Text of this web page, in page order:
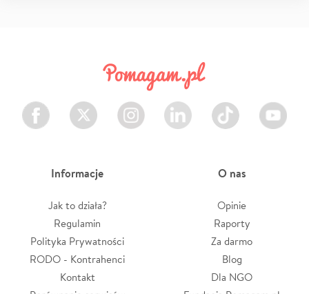
Facebook Twitter Instagram LinkedIn TikTok Youtube
Informacje
Jak to działa?
Regulamin
Polityka Prywatności
RODO - Kontrahenci
Kontakt
O nas
Opinie
Raporty
Za darmo
Blog
Dla NGO